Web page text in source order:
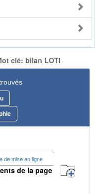
clé: bilan LOTI
de mise en ligne
de la page